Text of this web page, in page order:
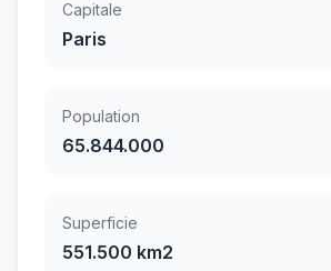
Capitale
Paris
Population
65.844.000
Superficie
551.500 km2